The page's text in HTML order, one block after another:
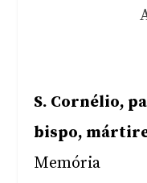
S. Cornélio,
bispo,
Memória